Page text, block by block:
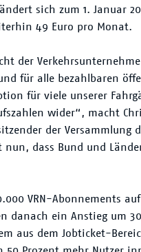
sich zum 1. Januar
49 Euro pro Monat.
der
für alle bezahlbaren
für viele unserer
wider“, macht
der Versammlung
dass Bund und
VRN-Abonnements
danach ein Anstieg um
aus dem Jobticket-